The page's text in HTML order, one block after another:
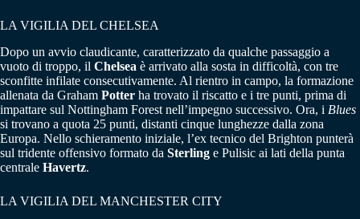
LA VIGILIA DEL CHELSEA
Dopo un avvio claudicante, caratterizzato da qualche passaggio a
vuoto di troppo, il Chelsea è arrivato alla sosta in difficoltà, con tre
sconfitte infilate consecutivamente. Al rientro in campo, la formazione
allenata da Graham Potter ha trovato il riscatto e i tre punti, prima di
impattare sul Nottingham Forest nell’impegno successivo. Ora, i Blues
si trovano a quota 25 punti, distanti cinque lunghezze dalla zona
Europa. Nello schieramento iniziale, l’ex tecnico del Brighton punterà
sul tridente offensivo formato da Sterling e Pulisic ai lati della punta
centrale Havertz.
LA VIGILIA DEL MANCHESTER CITY